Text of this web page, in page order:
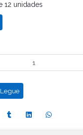
12 unidades